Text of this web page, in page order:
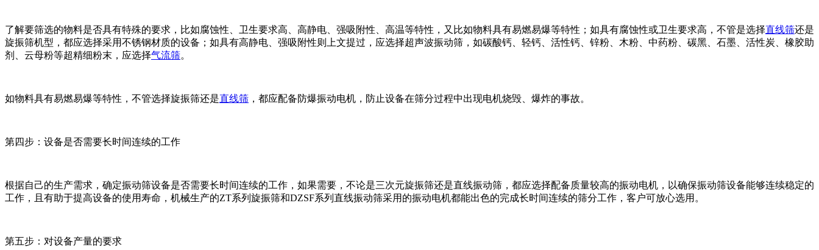
了解要筛选的物料是否具有特殊的要求，比如腐蚀性、卫生要求高、高静电、强吸附性、高温等特性，又比如物料具有易燃易爆等特性；如具有腐蚀性或卫生要求高，不管是选择直线筛还是
旋振筛机型，都应选择采用不锈钢材质的设备；如具有高静电、强吸附性则上文提过，应选择超声波振动筛，如碳酸钙、轻钙、活性钙、锌粉、木粉、中药粉、碳黑、石墨、活性炭、橡胶助
剂、云母粉等超精细粉末，应选择气流筛。
如物料具有易燃易爆等特性，不管选择旋振筛还是直线筛 ，都应配备防爆振动电机，防止设备在筛分过程中出现电机烧毁、爆炸的事故。
第四步：设备是否需要长时间连续的工作
根据自己的生产需求，确定振动筛设备是否需要长时间连续的工作，如果需要，不论是三次元旋振筛还是直线振动筛，都应选择配备质量较高的振动电机，以确保振动筛设备能够连续稳定的
工作，且有助于提高设备的使用寿命，机械生产的ZT系列旋振筛和DZSF系列直线振动筛采用的振动电机都能出色的完成长时间连续的筛分工作，客户可放心选用。
第五步：对设备产量的要求